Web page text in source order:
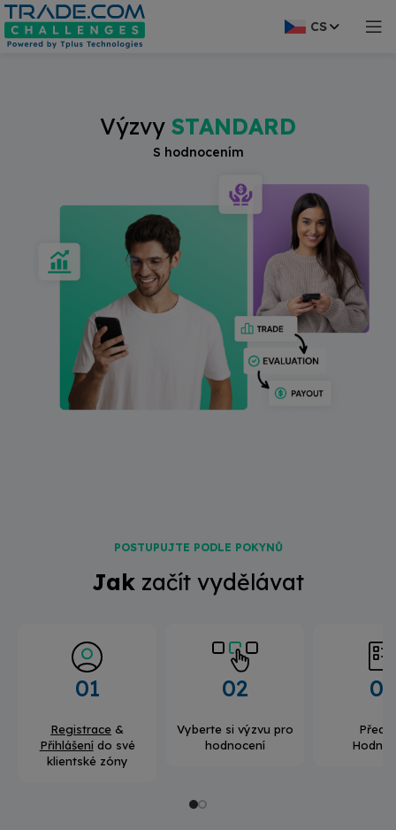
CS
Výzvy STANDARD
S hodnocením
POSTUPUJTE PODLE POKYNŮ
Jak začít vydělávat
01
Registrace &
Přihlášenído své
klientské zóny
02
Vyberte si výzvu pro
hodnocení
03
modal-check